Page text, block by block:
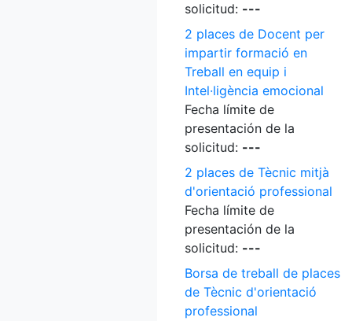
solicitud: ---
2 places de Docent per
impartir formació en
Treball en equip i
Intel·ligència emocional
Fecha límite de
presentación de la
solicitud: ---
2 places de Tècnic mitjà
d'orientació professional
Fecha límite de
presentación de la
solicitud: ---
Borsa de treball de places
de Tècnic d'orientació
professional